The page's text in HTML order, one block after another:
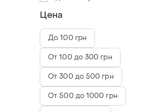
Цена
До 100 грн
От 100 до 300 грн
От 300 до 500 грн
От 500 до 1000 грн